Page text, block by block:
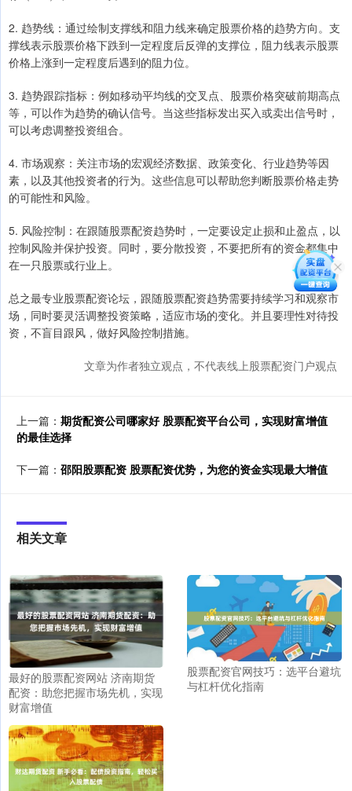
2. 趋势线：通过绘制支撑线和阻力线来确定股票价格的趋势方向。支
撑线表示股票价格下跌到一定程度后反弹的支撑位，阻力线表示股票
价格上涨到一定程度后遇到的阻力位。
3. 趋势跟踪指标：例如移动平均线的交叉点、股票价格突破前期高点
等，可以作为趋势的确认信号。当这些指标发出买入或卖出信号时，
可以考虑调整投资组合。
4. 市场观察：关注市场的宏观经济数据、政策变化、行业趋势等因
素，以及其他投资者的行为。这些信息可以帮助您判断股票价格走势
的可能性和风险。
5. 风险控制：在跟随股票配资趋势时，一定要设定止损和止盈点，以
控制风险并保护投资。同时，要分散投资，不要把所有的资金都集中
在一只股票或行业上。
总之最专业股票配资论坛，跟随股票配资趋势需要持续学习和观察市
场，同时要灵活调整投资策略，适应市场的变化。并且要理性对待投
资，不盲目跟风，做好风险控制措施。
文章为作者独立观点，不代表线上股票配资门户观点
上一篇： 期货配资公司哪家好 股票配资平台公司，实现财富增值
的最佳选择
下一篇： 邵阳股票配资 股票配资优势，为您的资金实现最大增值
相关文章
最好的股票配资网站 济南期货
配资：助您把握市场先机，实现
财富增值
股票配资官网技巧：选平台避坑
与杠杆优化指南